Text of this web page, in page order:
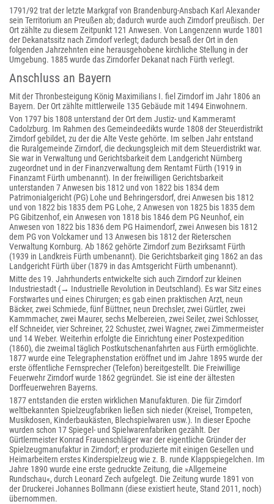
1791/92 trat der letzte Markgraf von Brandenburg-Ansbach Karl Alexander
sein Territorium an Preußen ab; dadurch wurde auch Zirndorf preußisch. Der
Ort zählte zu diesem Zeitpunkt 121 Anwesen. Von Langenzenn wurde 1801
der Dekanatssitz nach Zirndorf verlegt; dadurch besaß der Ort in den
folgenden Jahrzehnten eine herausgehobene kirchliche Stellung in der
Umgebung. 1885 wurde das Zirndorfer Dekanat nach Fürth verlegt.
Anschluss an Bayern
Mit der Thronbesteigung König Maximilians I. fiel Zirndorf im Jahr 1806 an
Bayern. Der Ort zählte mittlerweile 135 Gebäude mit 1494 Einwohnern.
Von 1797 bis 1808 unterstand der Ort dem Justiz- und Kammeramt
Cadolzburg. Im Rahmen des Gemeindeedikts wurde 1808 der Steuerdistrikt
Zirndorf gebildet, zu der die Alte Veste gehörte. Im selben Jahr entstand
die Ruralgemeinde Zirndorf, die deckungsgleich mit dem Steuerdistrikt war.
Sie war in Verwaltung und Gerichtsbarkeit dem Landgericht Nürnberg
zugeordnet und in der Finanzverwaltung dem Rentamt Fürth (1919 in
Finanzamt Fürth umbenannt). In der freiwilligen Gerichtsbarkeit
unterstanden 7 Anwesen bis 1812 und von 1822 bis 1834 dem
Patrimonialgericht (PG) Lohe und Behringersdorf, drei Anwesen bis 1812
und von 1822 bis 1835 dem PG Lohe, 2 Anwesen von 1825 bis 1835 dem
PG Gibitzenhof, ein Anwesen von 1818 bis 1846 dem PG Neunhof, ein
Anwesen von 1822 bis 1836 dem PG Haimendorf, zwei Anwesen bis 1812
dem PG von Volckamer und 13 Anwesen bis 1812 der Rieterschen
Verwaltung Kornburg. Ab 1862 gehörte Zirndorf zum Bezirksamt Fürth
(1939 in Landkreis Fürth umbenannt). Die Gerichtsbarkeit ging 1862 an das
Landgericht Fürth über (1879 in das Amtsgericht Fürth umbenannt).
Mitte des 19. Jahrhunderts entwickelte sich auch Zirndorf zur kleinen
Industriestadt (→ Industrielle Revolution in Deutschland). Es war Sitz eines
Forstwartes und eines Chirurgen; es gab einen praktischen Arzt, neun
Bäcker, zwei Schmiede, fünf Büttner, neun Drechsler, zwei Gürtler, zwei
Kammmacher, zwei Maurer, sechs Melbereien, zwei Seiler, zwei Schlosser,
elf Schneider, vier Schreiner, 22 Schuster, zwei Wagner, zwei Zimmermeister
und 14 Weber. Weiterhin erfolgte die Einrichtung einer Postexpedition
(1860), die zweimal täglich Postkutschenanfahrten aus Fürth ermöglichte.
1877 wurde eine Telegraphenstation eröffnet und im Jahre 1895 wurde der
erste öffentliche Fernsprecher (Telefon) bereitgestellt. Die Freiwillige
Feuerwehr Zirndorf wurde 1862 gegründet. Sie ist eine der ältesten
Dorffeuerwehren Bayerns.
1877 entstanden die ersten wirklichen Manufakturen. Die für Zirndorf
weltbekannten Spielzeugfabriken ließen sich nieder (Kreisel, Trompeten,
Musikdosen, Kinderbaukästen, Blechspielwaren usw.). In dieser Epoche
wurden schon 17 Spiegel- und Spielwarenfabriken gezählt. Der
Gürtlermeister Konrad Frauenschläger war der eigentliche Gründer der
Spielzeugmanufaktur in Zirndorf; er produzierte mit einigen Gesellen und
Heimarbeitern erstes Kinderspielzeug wie z. B. runde Klappspiegelchen. Im
Jahre 1890 wurde eine erste gedruckte Zeitung, die »Allgemeine
Rundschau«, durch Leonard Zech aufgelegt. Die Zeitung wurde 1891 von
der Druckerei Johannes Bollmann (diese existiert heute, Stand 2011, noch)
übernommen.